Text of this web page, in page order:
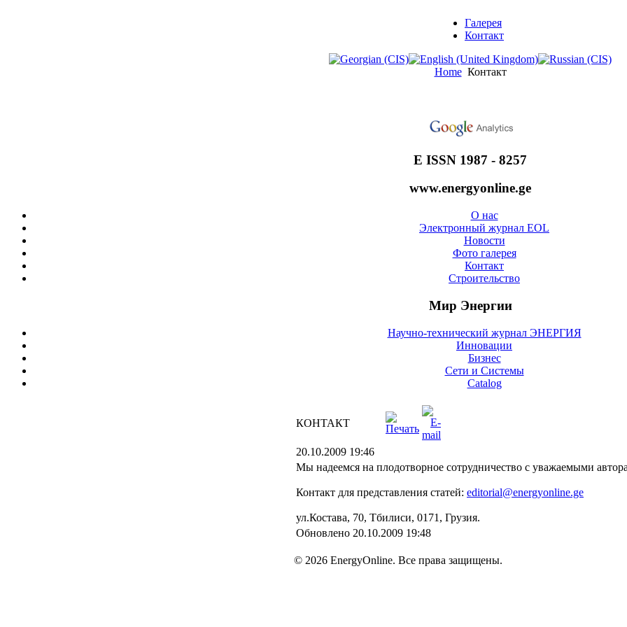
Галерея
Контакт
Home Контакт
E ISSN 1987 - 8257
www.energyonline.ge
О нас
Электронный журнал EOL
Новости
Фото галерея
Контакт
Строительство
Мир Энергии
Научно-технический журнал ЭНЕРГИЯ
Инновации
Бизнес
Сети и Системы
Catalog
КОНТАКТ
20.10.2009 19:46
Мы надеемся на плодотворное сотрудничество с уважаемыми
Контакт для представления статей: editorial@energyonline.ge
ул.Костава, 70, Тбилиси, 0171, Грузия.
Обновлено 20.10.2009 19:48
© 2026 EnergyOnline. Все права защищены.